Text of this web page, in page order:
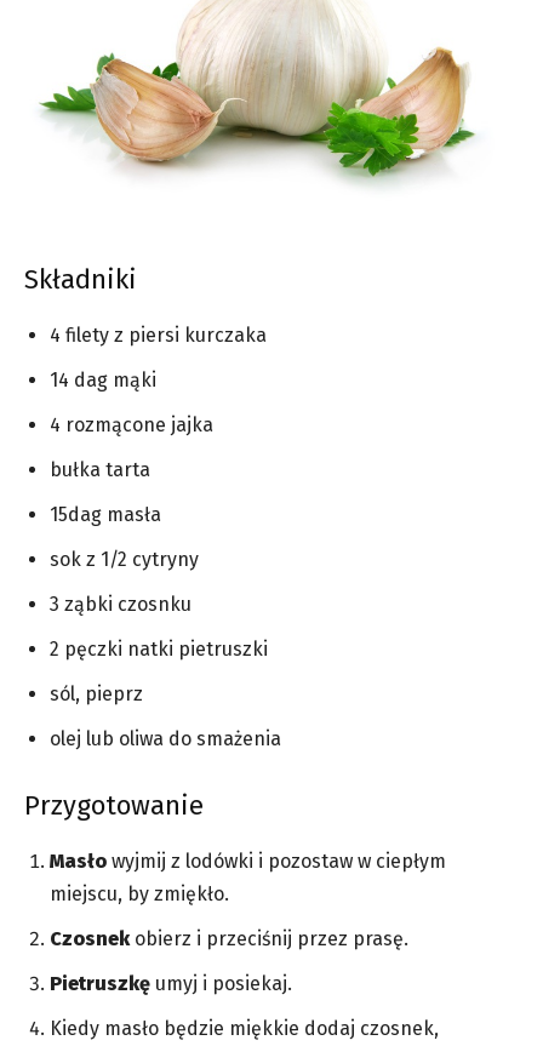
Składniki
4 filety z piersi kurczaka
14 dag mąki
4 rozmącone jajka
bułka tarta
15dag masła
sok z 1/2 cytryny
3 ząbki czosnku
2 pęczki natki pietruszki
sól, pieprz
olej lub oliwa do smażenia
Przygotowanie
Masło wyjmij z lodówki i pozostaw w ciepłym
miejscu, by zmiękło.
Czosnekobierz i przeciśnij przez prasę.
Pietruszkę umyj i posiekaj.
Kiedy masło będzie miękkie dodaj czosnek,